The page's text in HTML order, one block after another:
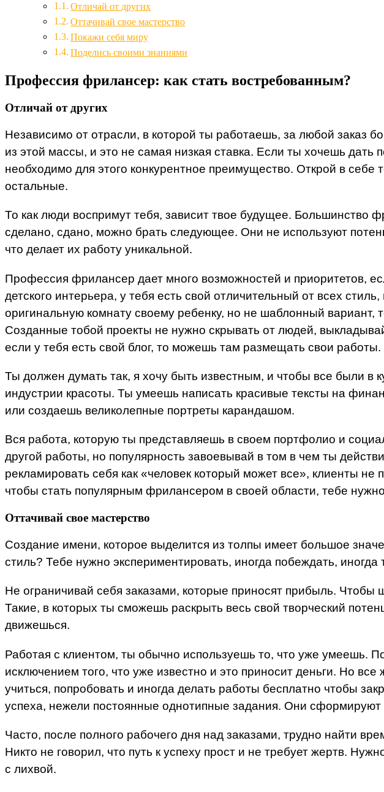
Отличай от других
Оттачивай свое мастерство
Покажи себя миру
Поделись своими знаниями
Профессия фрилансер: как стать востребованным?
Отличай от других
Независимо от отрасли, в которой ты работаешь, за любой заказ
из этой массы, и это не самая низкая ставка. Если ты хочешь
необходимо для этого конкурентное преимущество. Открой в себе
остальные.
То как люди воспримут тебя, зависит твое будущее. Большинство
сделано, сдано, можно брать следующее. Они не используют
что делает их работу уникальной.
Профессия фрилансер дает много возможностей и приоритетов,
детского интерьера, у тебя есть свой отличительный от всех
оригинальную комнату своему ребенку, но не шаблонный вариант,
Созданные тобой проекты не нужно скрывать от людей,
если у тебя есть свой блог, то можешь там размещать свои работы.
Ты должен думать так, я хочу быть известным, и чтобы все были в
индустрии красоты. Ты умеешь написать красивые тексты на
или создаешь великолепные портреты карандашом.
Вся работа, которую ты представляешь в своем портфолио и
другой работы, но популярность завоевывай в том в чем ты
рекламировать себя как «человек который может все», клиенты
чтобы стать популярным фрилансером в своей области, тебе
Оттачивай свое мастерство
Создание имени, которое выделится из толпы имеет большое
стиль? Тебе нужно экспериментировать, иногда побеждать,
Не ограничивай себя заказами, которые приносят прибыль.
Такие, в которых ты сможешь раскрыть весь свой творческий
движешься.
Работая с клиентом, ты обычно используешь то, что уже умеешь.
исключением того, что уже известно и это приносит деньги. Но
учиться, попробовать и иногда делать работы бесплатно чтобы
успеха, нежели постоянные однотипные задания. Они
Часто, после полного рабочего дня над заказами, трудно найти
Никто не говорил, что путь к успеху прост и не требует жертв.
с лихвой.